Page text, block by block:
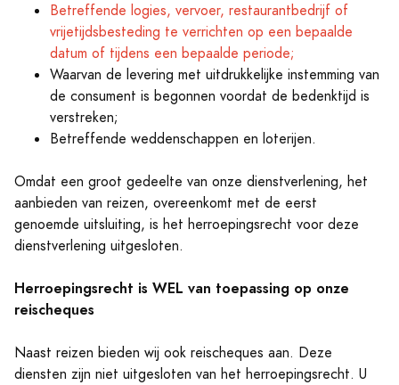
Betreffende logies, vervoer, restaurantbedrijf of
vrijetijdsbesteding te verrichten op een bepaalde
datum of tijdens een bepaalde periode;
Waarvan de levering met uitdrukkelijke instemming van
de consument is begonnen voordat de bedenktijd is
verstreken;
Betreffende weddenschappen en loterijen.
Omdat een groot gedeelte van onze dienstverlening, het
aanbieden van reizen, overeenkomt met de eerst
genoemde uitsluiting, is het herroepingsrecht voor deze
dienstverlening uitgesloten.
Herroepingsrecht is WEL van toepassing op onze
reischeques
Naast reizen bieden wij ook reischeques aan. Deze
diensten zijn niet uitgesloten van het herroepingsrecht. U